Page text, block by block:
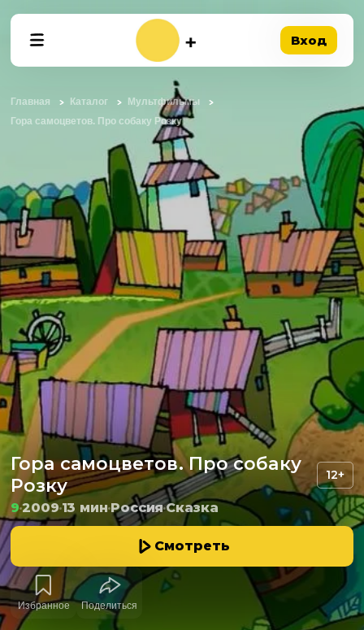
Вход
Главная Каталог
Мультфильмы
Гора самоцветов. Про собаку Розку
Гора самоцветов. Про собаку
Розку
12+
9200913 мин РоссияСказка
Смотреть
Избранное Поделиться